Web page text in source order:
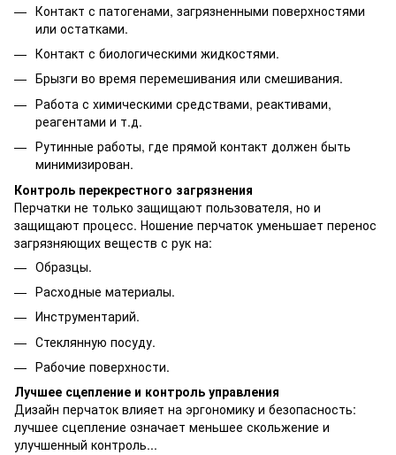
Контакт с патогенами, загрязненными поверхностями
или остатками.
Контакт с биологическими жидкостями.
Брызги во время перемешивания или смешивания.
Работа с химическими средствами, реактивами,
реагентами и т.д.
Рутинные работы, где прямой контакт должен быть
минимизирован.
Контроль перекрестного загрязнения
Перчатки не только защищают пользователя, но и
защищают процесс. Ношение перчаток уменьшает перенос
загрязняющих веществ с рук на:
Образцы.
Расходные материалы.
Инструментарий.
Стеклянную посуду.
Рабочие поверхности.
Лучшее сцепление и контроль управления
Дизайн перчаток влияет на эргономику и безопасность:
лучшее сцепление означает меньшее скольжение и
улучшенный контроль...